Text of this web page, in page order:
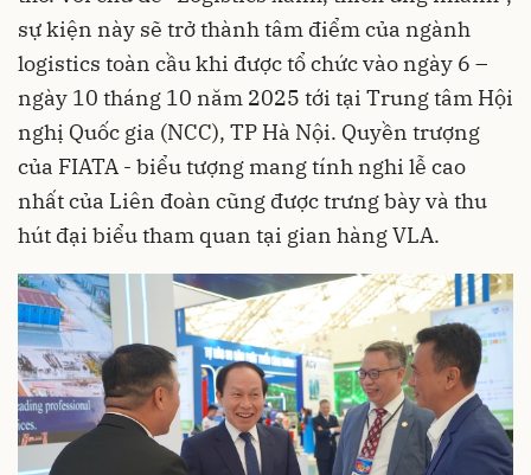
sự kiện này sẽ trở thành tâm điểm của ngành
logistics toàn cầu khi được tổ chức vào ngày 6 –
ngày 10 tháng 10 năm 2025 tới tại Trung tâm Hội
nghị Quốc gia (NCC), TP Hà Nội. Quyền trượng
của FIATA - biểu tượng mang tính nghi lễ cao
nhất của Liên đoàn cũng được trưng bày và thu
hút đại biểu tham quan tại gian hàng VLA.